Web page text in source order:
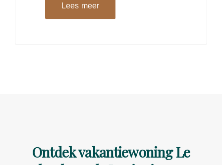
Lees meer
Ontdek vakantiewoning Le